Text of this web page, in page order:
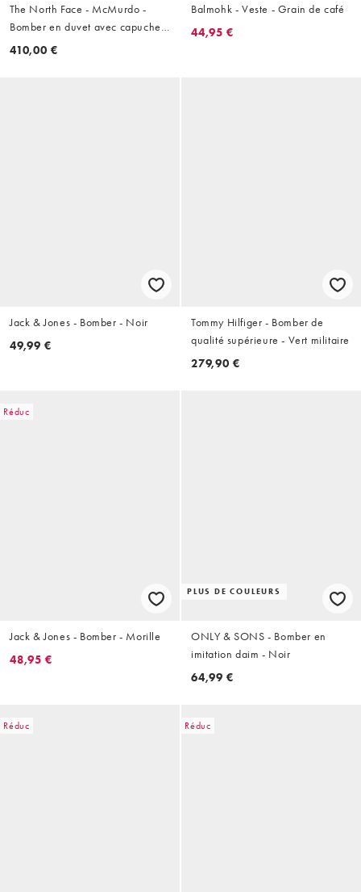
The North Face - McMurdo -
Bomber en duvet avec capuche
en fausse fourrure - Noir
410,00 €
Balmohk - Veste - Grain de café
44,95 €
Jack & Jones - Bomber - Noir
49,99 €
Tommy Hilfiger - Bomber de
qualité supérieure - Vert militaire
279,90 €
Réduc
Jack & Jones - Bomber - Morille
48,95 €
PLUS DE COULEURS
ONLY & SONS - Bomber en
imitation daim - Noir
64,99 €
Réduc Réduc